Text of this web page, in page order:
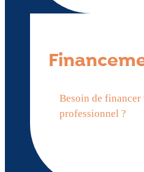
Besoin de
professionnel ?